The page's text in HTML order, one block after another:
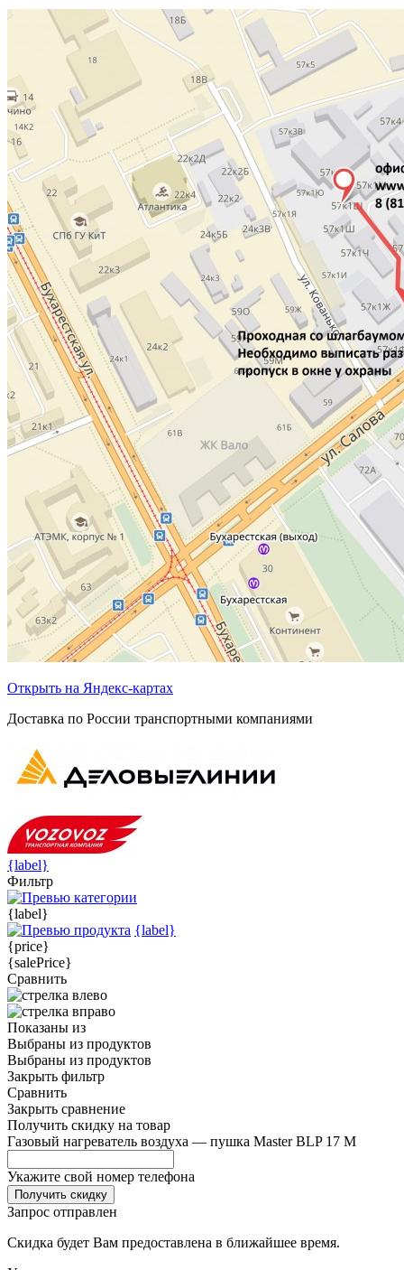
Открыть на Яндекс-картах
Доставка по России транспортными компаниями
{label}
Фильтр
{label}
{label}
{price}
{salePrice}
Сравнить
Показаны из
Выбраны из продуктов
Выбраны из продуктов
Закрыть фильтр
Сравнить
Закрыть сравнение
Получить скидку на товар
Газовый нагреватель воздуха — пушка Master BLP 17 M
Укажите свой номер телефона
Получить скидку
Запрос отправлен
Скидка будет Вам предоставлена в ближайшее время.